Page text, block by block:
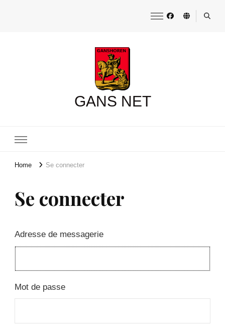
GANS NET
Home Se connecter
Se connecter
Adresse de messagerie
Mot de passe